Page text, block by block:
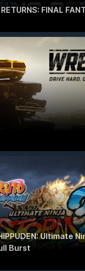
FINAL
Ultimate
Burst